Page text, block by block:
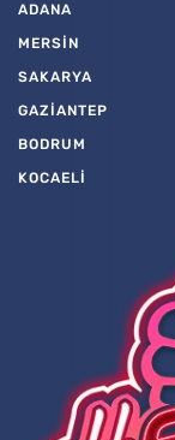
ADANA
MERSİN
SAKARYA
GAZİANTEP
BODRUM
KOCAELİ